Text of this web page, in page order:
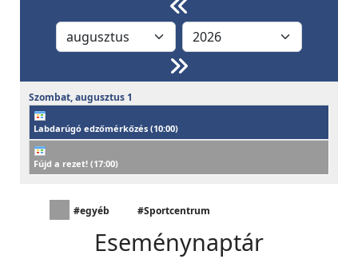
Szombat,augusztus 1
Labdarúgó edzőmérkőzés (10:00)
Fújd a rezet! (17:00)
#egyéb #Sportcentrum
Eseménynaptár